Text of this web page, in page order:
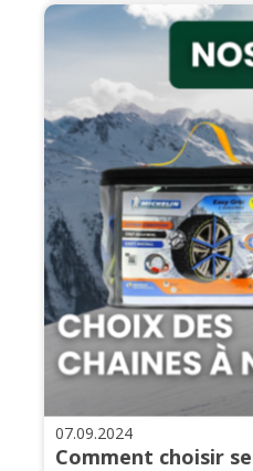
07.09.2024
Comment choisir